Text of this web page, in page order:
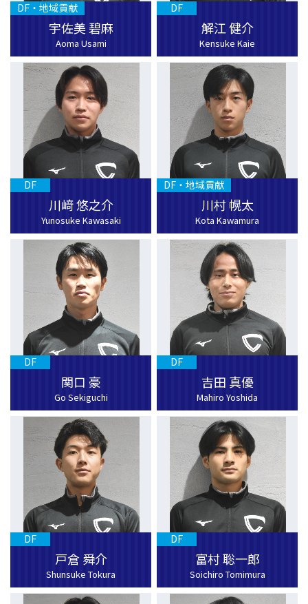
宇佐美 碧麻
Aoma Usami
DF・地域貢献
解江 健介
Kensuke Kaie
DF
川﨑 悠之介
Yunosuke Kawasaki
DF
川村 幌太
Kota Kawamura
DF・地域貢献
関口 豪
Go Sekiguchi
DF
吉田 真優
Mahiro Yoshida
DF
戸倉 舜介
Shunsuke Tokura
DF
富村 聡一郎
Soichiro Tomimura
DF